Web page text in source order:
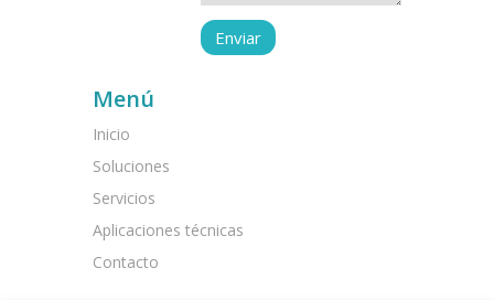
Menú
Inicio
Soluciones
Servicios
Aplicaciones técnicas
Contacto